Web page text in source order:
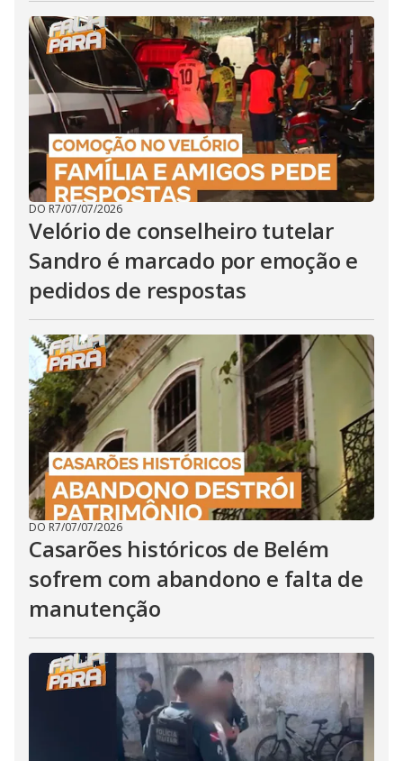
DO R7/07/07/2026
Velório de conselheiro tutelar
Sandro é marcado por emoção e
pedidos de respostas
DO R7/07/07/2026
Casarões históricos de Belém
sofrem com abandono e falta de
manutenção